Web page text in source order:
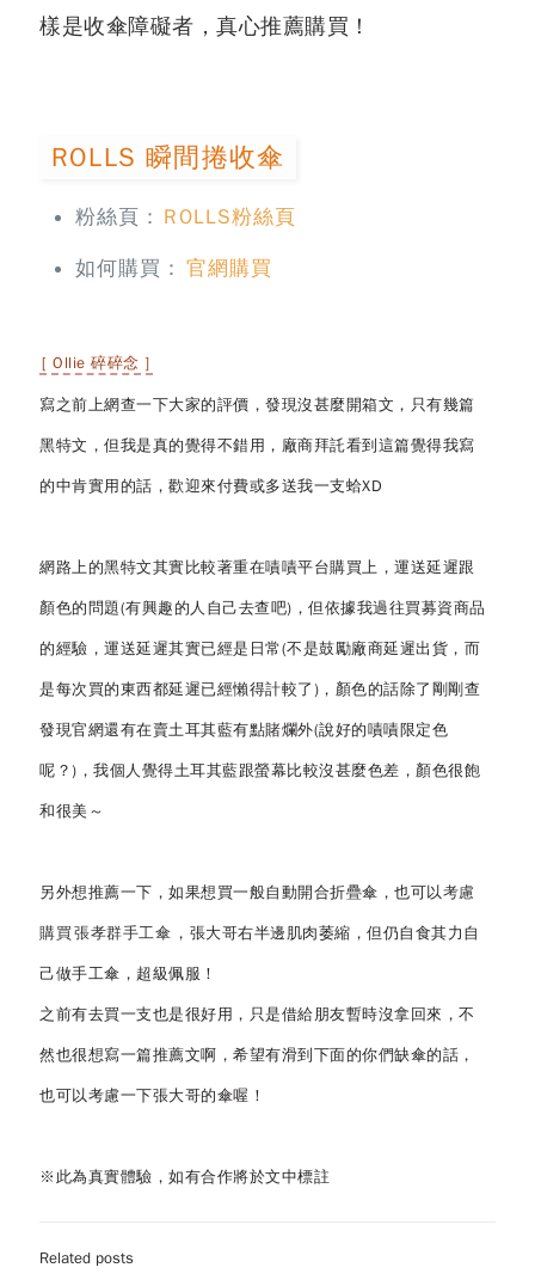
樣是收傘障礙者，真心推薦購買！
ROLLS 瞬間捲收傘
粉絲頁： ROLLS粉絲頁
如何購買： 官網購買
[ Ollie 碎碎念 ]
寫之前上網查一下大家的評價，發現沒甚麼開箱文，只有幾篇
黑特文，但我是真的覺得不錯用，廠商拜託看到這篇覺得我寫
的中肯實用的話，歡迎來付費或多送我一支蛤XD
網路上的黑特文其實比較著重在嘖嘖平台購買上，運送延遲跟
顏色的問題(有興趣的人自己去查吧)，但依據我過往買募資商品
的經驗，運送延遲其實已經是日常(不是鼓勵廠商延遲出貨，而
是每次買的東西都延遲已經懶得計較了)，顏色的話除了剛剛查
發現官網還有在賣土耳其藍有點賭爛外(說好的嘖嘖限定色
呢？)，我個人覺得土耳其藍跟螢幕比較沒甚麼色差，顏色很飽
和很美～
另外想推薦一下，如果想買一般自動開合折疊傘，也可以考慮
購買張孝群手工傘 ，張大哥右半邊肌肉萎縮，但仍自食其力自
己做手工傘，超級佩服！
之前有去買一支也是很好用，只是借給朋友暫時沒拿回來，不
然也很想寫一篇推薦文啊，希望有滑到下面的你們缺傘的話，
也可以考慮一下張大哥的傘喔！
※此為真實體驗，如有合作將於文中標註
Related posts